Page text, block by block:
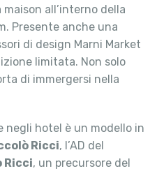
all’interno della
Presente anche una
di design Marni Market
limitata. Non solo
di immergersi nella
negli hotel è un modello in
Ricci, l’AD del
Ricci, un precursore del